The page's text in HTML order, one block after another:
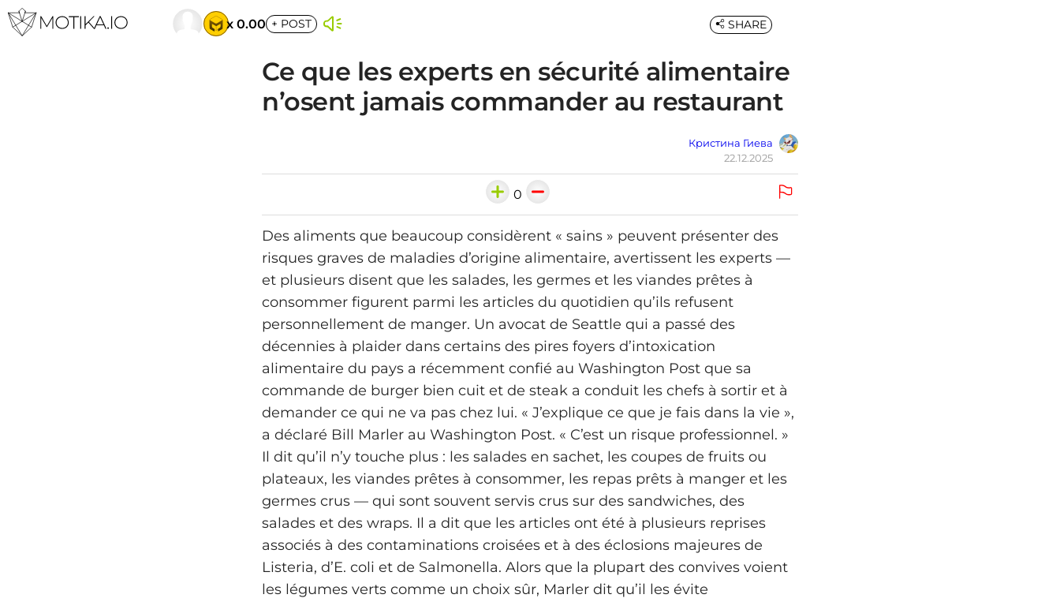
x 0.00 + POST
Ce que les experts en sécurité alimentaire
n’osent jamais commander au restaurant
Кристина Гиева
22.12.2025
SHARE
0
Des aliments que beaucoup considèrent « sains » peuvent présenter des
risques graves de maladies d’origine alimentaire, avertissent les experts —
et plusieurs disent que les salades, les germes et les viandes prêtes à
consommer figurent parmi les articles du quotidien qu’ils refusent
personnellement de manger. Un avocat de Seattle qui a passé des
décennies à plaider dans certains des pires foyers d’intoxication
alimentaire du pays a récemment confié au Washington Post que sa
commande de burger bien cuit et de steak a conduit les chefs à sortir et à
demander ce qui ne va pas chez lui. « J’explique ce que je fais dans la vie »,
a déclaré Bill Marler au Washington Post. « C’est un risque professionnel. »
Il dit qu’il n’y touche plus : les salades en sachet, les coupes de fruits ou
plateaux, les viandes prêtes à consommer, les repas prêts à manger et les
germes crus — qui sont souvent servis crus sur des sandwiches, des
salades et des wraps. Il a dit que les articles ont été à plusieurs reprises
associés à des contaminations croisées et à des éclosions majeures de
Listeria, d’E. coli et de Salmonella. Alors que la plupart des convives voient
les légumes verts comme un choix sûr, Marler dit qu’il les évite